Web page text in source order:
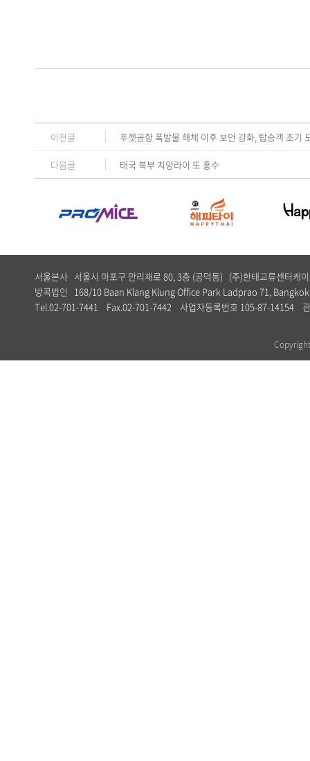
이전글 푸껫공항 폭발물 해체 이후 보안 강화, 탑승객 조기
다음글 태국 북부 치앙라이 또 홍수
서울본사 서울시 마포구 만리재로 80, 3층 (공덕동) (주)한태교류센터케
방콕법인 168/10 Baan Klang Klung Office Park Ladprao 71,
Tel.02-701-7441 Fax.02-701-7442 사업자등록번호 105-87-14154